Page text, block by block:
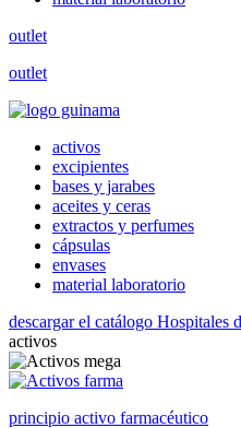
outlet
outlet
activos
excipientes
bases y jarabes
aceites y ceras
extractos y perfumes
cápsulas
envases
material laboratorio
descargar el catálogo Hospitales
activos
principio activo farmacéutico